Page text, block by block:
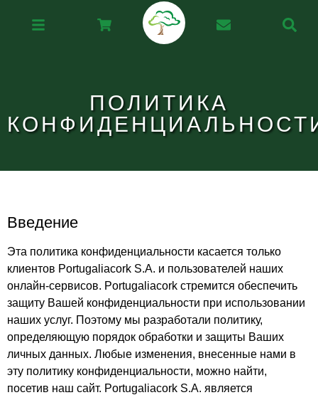
ПОЛИТИКА
Введение
Эта политика конфиденциальности касается только
клиентов Portugaliacork S.A. и пользователей наших
онлайн-сервисов. Portugaliacork стремится обеспечить
защиту Вашей конфиденциальности при использовании
наших услуг. Поэтому мы разработали политику,
определяющую порядок обработки и защиты Ваших
личных данных. Любые изменения, внесенные нами в
эту политику конфиденциальности, можно найти,
посетив наш сайт. Portugaliacork S.A. является